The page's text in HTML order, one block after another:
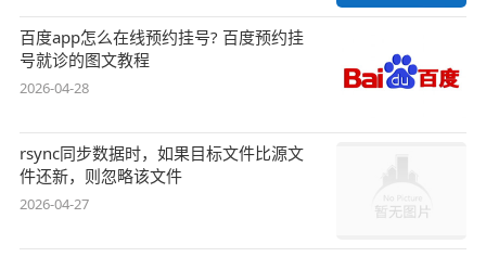
百度app怎么在线预约挂号? 百度预约挂
号就诊的图文教程
2026-04-28
rsync同步数据时，如果目标文件比源文
件还新，则忽略该文件
2026-04-27